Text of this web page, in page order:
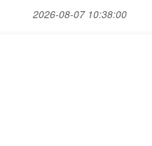
2026-08-07 10:38:00